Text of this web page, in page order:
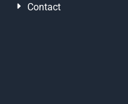
Contact